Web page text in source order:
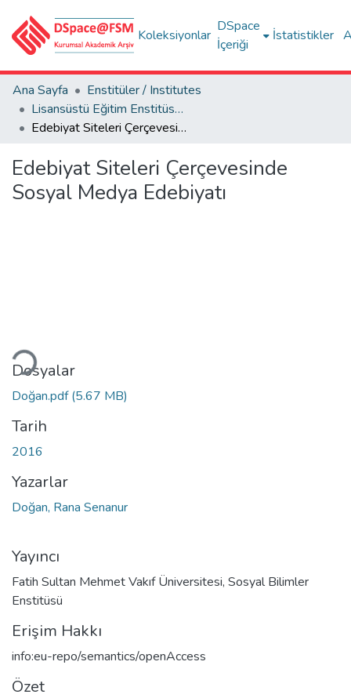
Koleksiyonlar
DSpace
İçeriği
İstatistikler
Ana Sayfa
Enstitüler / Institutes
Lisansüstü Eğitim Enstitüsü Tez Koleksiyonu
Edebiyat Siteleri Çerçevesinde Sosyal Medya Edebiyatı
Edebiyat Siteleri Çerçevesinde
Sosyal Medya Edebiyatı
Dosyalar
Doğan.pdf(5.67 MB)
Tarih
2016
Yazarlar
Doğan, Rana Senanur
Yayıncı
Fatih Sultan Mehmet Vakıf Üniversitesi, Sosyal Bilimler
Enstitüsü
Erişim Hakkı
info:eu-repo/semantics/openAccess
Özet